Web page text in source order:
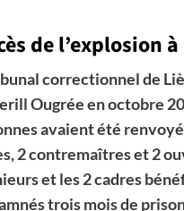
de l’explosion
correctionnel de
Ougrée en octobre
avaient été
2 contremaîtres et 2
et les 2 cadres
trois mois de